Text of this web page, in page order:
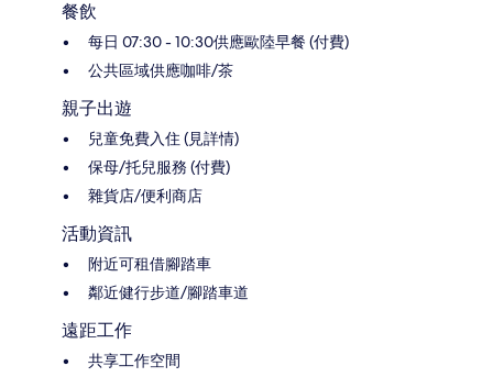
餐飲
每日 07:30 - 10:30供應歐陸早餐 (付費)
公共區域供應咖啡/茶
親子出遊
兒童免費入住 (見詳情)
保母/托兒服務 (付費)
雜貨店/便利商店
活動資訊
附近可租借腳踏車
鄰近健行步道/腳踏車道
遠距工作
共享工作空間